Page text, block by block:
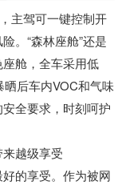
主驾可一键控制开
。“森林座舱”还是
舱，全车采用低
后车内VOC和气味
全要求，时刻呵护
越级享受
的享受。作为被网